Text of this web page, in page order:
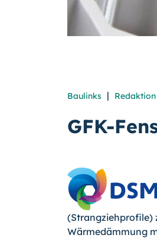
Baulinks | Redaktion
GFK-
(Strangziehprofile)
Wärmedämmung